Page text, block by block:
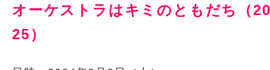
オーケストラはキミのともだち（
25）